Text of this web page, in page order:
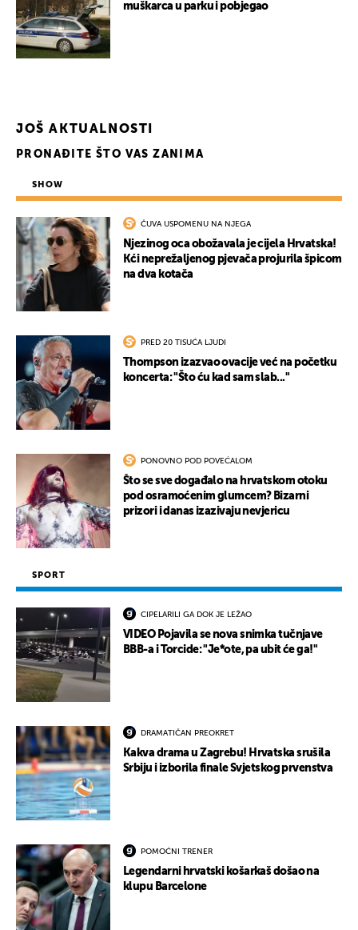
muškarca u parku i pobjegao
JOŠ AKTUALNOSTI
PRONAĐITE ŠTO VAS ZANIMA
SHOW
ČUVA USPOMENU NA NJEGA
Njezinog oca obožavala je cijela Hrvatska!
Kći neprežaljenog pjevača projurila špicom
na dva kotača
PRED 20 TISUĆA LJUDI
Thompson izazvao ovacije već na početku
koncerta: "Što ću kad sam slab..."
PONOVNO POD POVEĆALOM
Što se sve događalo na hrvatskom otoku
pod osramoćenim glumcem? Bizarni
prizori i danas izazivaju nevjericu
SPORT
CIPELARILI GA DOK JE LEŽAO
VIDEO Pojavila se nova snimka tučnjave
BBB-a i Torcide: "Je*ote, pa ubit će ga!"
DRAMATIČAN PREOKRET
Kakva drama u Zagrebu! Hrvatska srušila
Srbiju i izborila finale Svjetskog prvenstva
POMOĆNI TRENER
Legendarni hrvatski košarkaš došao na
klupu Barcelone